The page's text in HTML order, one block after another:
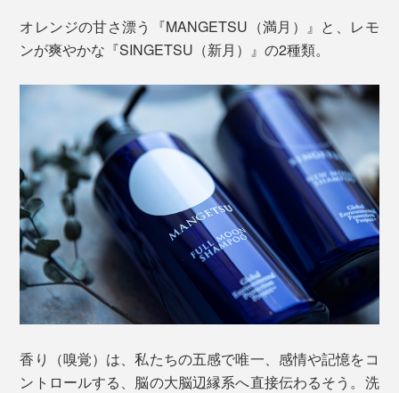
オレンジの甘さ漂う『MANGETSU（満月）』と、レモ
ンが爽やかな『SINGETSU（新月）』の2種類。
香り（嗅覚）は、私たちの五感で唯一、感情や記憶をコ
ントロールする、脳の大脳辺縁系へ直接伝わるそう。洗